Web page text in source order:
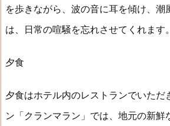
を歩きながら、波の音に耳を傾け、潮
は、日常の喧騒を忘れさせてくれます。
夕食
夕食はホテル内のレストランでいただ
ン「クランマラン」では、地元の新鮮